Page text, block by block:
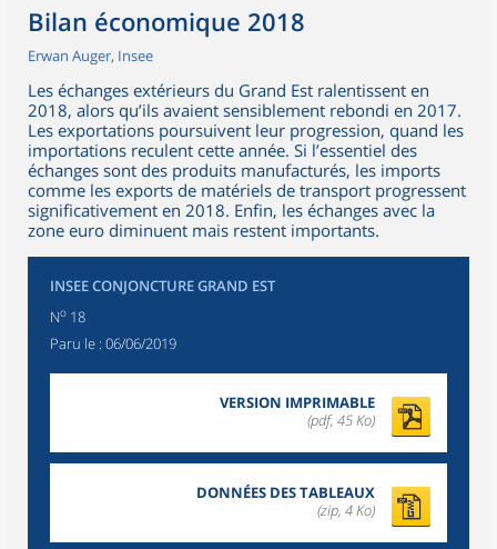
Bilan économique 2018
Erwan Auger, Insee
Les échanges extérieurs du Grand Est ralentissent en
2018, alors qu’ils avaient sensiblement rebondi en 2017.
Les exportations poursuivent leur progression, quand les
importations reculent cette année. Si l’essentiel des
échanges sont des produits manufacturés, les imports
comme les exports de matériels de transport progressent
significativement en 2018. Enfin, les échanges avec la
zone euro diminuent mais restent importants.
INSEE CONJONCTURE GRAND EST
No 18
Paru le : 06/06/2019
VERSION IMPRIMABLE
(pdf, 45 Ko)
DONNÉES DES TABLEAUX
(zip, 4 Ko)